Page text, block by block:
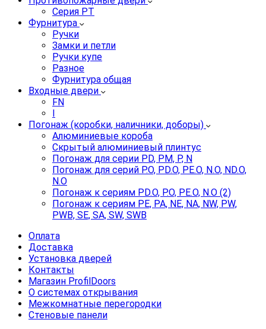
Серия PT
Фурнитура
Ручки
Замки и петли
Ручки купе
Разное
Фурнитура общая
Входные двери
FN
I
Погонаж (коробки, наличники, доборы)
Алюминиевые короба
Скрытый алюминиевый плинтус
Погонаж для серии PD, PM, P, N
Погонаж для серий P.O, PD.O, PE.O, N.O, ND.O,
N.O
Погонаж к сериям PD.O, P.O, PE.O, N.O (2)
Погонаж к сериям PE, PA, NE, NA, NW, PW,
PWB, SE, SA, SW, SWB
Оплата
Доставка
Установка дверей
Контакты
Магазин ProfilDoors
О системах открывания
Межкомнатные перегородки
Стеновые панели